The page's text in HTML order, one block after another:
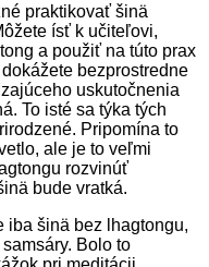
praktikovať šinä
ísť k učiteľovi,
a použiť na túto prax
bezprostredne
uskutočnenia
To isté sa týka tých
Pripomína to
ale je to veľmi
rozvinúť
bude vratká.
iba šinä bez lhagtongu,
Bolo to